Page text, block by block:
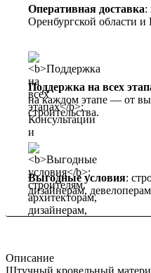
Оперативная доставка:
Оренбургской области и
Поддержка на всех
на каждом этапе — от
строительства.
Выгодные условия:
дизайнерам,
Описание